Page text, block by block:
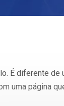
É diferente
uma página